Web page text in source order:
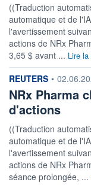
INDICE DE
NASDAQ
OUVERTURE
3,4600
+ HAUT
3,5600
VOLUME
0
VALORISATION
((Traduction
automatique et de
l'avertissement
actions de NRx
3,65 $ avant ... Lire
information fournie
REUTERS •
NRx Pharma
d'actions
((Traduction
automatique et de
l'avertissement
actions de NRx
séance prolongée, ...